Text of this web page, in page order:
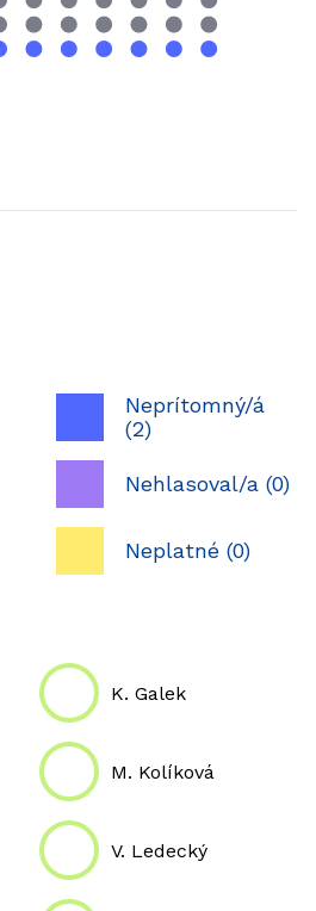
Neprítomný/á
(2)
Nehlasoval/a (0)
Neplatné (0)
K. Galek
M. Kolíková
V. Ledecký